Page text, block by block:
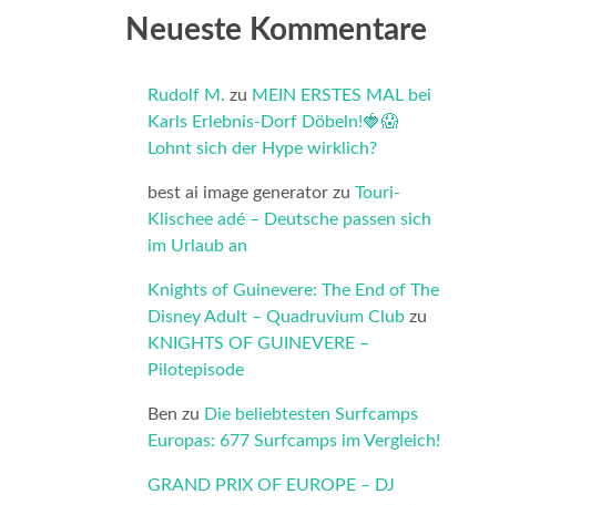
Neueste Kommentare
Rudolf M. zu MEIN ERSTES MAL bei
Karls Erlebnis-Dorf Döbeln!🍓😱
Lohnt sich der Hype wirklich?
best ai image generator zu Touri-
Klischee adé – Deutsche passen sich
im Urlaub an
Knights of Guinevere: The End of The
Disney Adult – Quadruvium Club zu
KNIGHTS OF GUINEVERE –
Pilotepisode
Ben zu Die beliebtesten Surfcamps
Europas: 677 Surfcamps im Vergleich!
GRAND PRIX OF EUROPE – DJ